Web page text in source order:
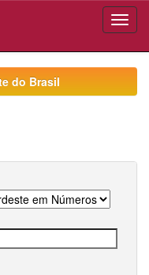
do Brasil